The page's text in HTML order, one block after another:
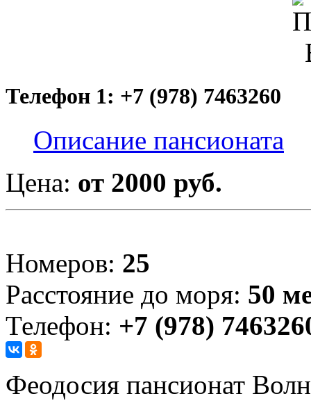
Телефон 1: +7 (978) 7463260
Описание пансионата
Цена: от 2000 руб.
Номеров: 25
Расстояние до моря: 50
Телефон: +7 (978)
Феодосия пансионат